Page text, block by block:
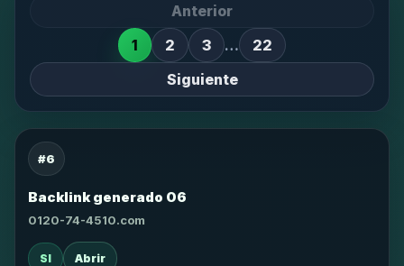
Anterior
1
2 3 …
22
Siguiente
#6
Backlink generado 06
0120-74-4510.com
SI Abrir